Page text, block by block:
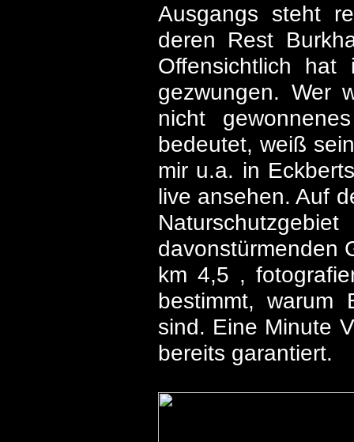
Ausgangs steht
deren Rest
Offensichtlich hat
gezwungen. Wer
nicht
bedeutet, weiß
mir u.a. in
live ansehen. Auf
davonstürmenden
km 4,5 ,
bestimmt, warum
sind. Eine Minute
bereits garantiert.